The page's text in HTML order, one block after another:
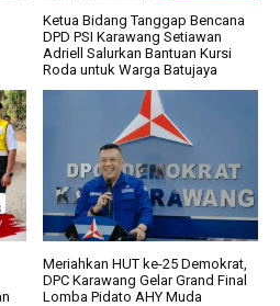
Ketua Bidang Tanggap Bencana
DPD PSI Karawang Setiawan
Adriell Salurkan Bantuan Kursi
Roda untuk Warga Batujaya
Meriahkan HUT ke-25 Demokrat,
DPC Karawang Gelar Grand Final
Lomba Pidato AHY Muda